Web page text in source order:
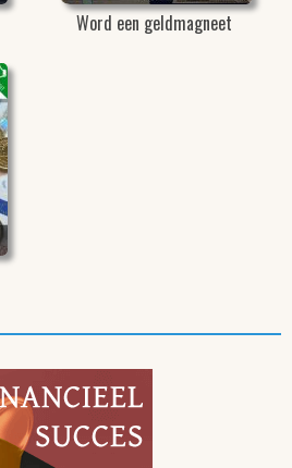
Word een geldmagneet